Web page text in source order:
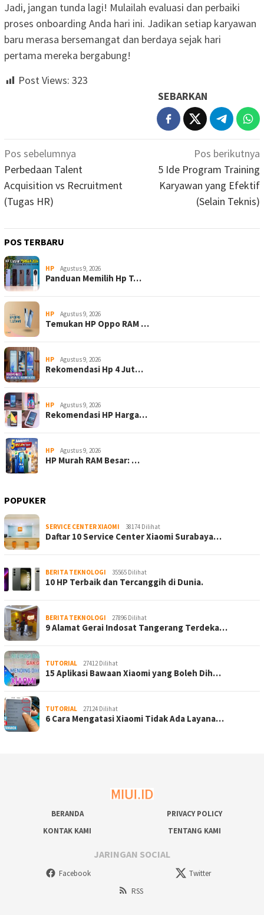
Jadi, jangan tunda lagi! Mulailah evaluasi dan perbaiki
proses onboarding Anda hari ini. Jadikan setiap karyawan
baru merasa bersemangat dan berdaya sejak hari
pertama mereka bergabung!
Post Views: 323
SEBARKAN
Navigasi
pos
Pos sebelumnya
Perbedaan Talent
Acquisition vs Recruitment
(Tugas HR)
Pos berikutnya
5 Ide Program Training
Karyawan yang Efektif
(Selain Teknis)
POS TERBARU
HP Agustus 9, 2026
Panduan Memilih Hp T…
HP Agustus 9, 2026
Temukan HP Oppo RAM …
HP Agustus 9, 2026
Rekomendasi Hp 4 Jut…
HP Agustus 9, 2026
Rekomendasi HP Harga…
HP Agustus 9, 2026
HP Murah RAM Besar: …
POPUKER
SERVICE CENTER XIAOMI 38174 Dilihat
Daftar 10 Service Center Xiaomi Surabaya…
BERITA TEKNOLOGI 35565 Dilihat
10 HP Terbaik dan Tercanggih di Dunia.
BERITA TEKNOLOGI 27896 Dilihat
9 Alamat Gerai Indosat Tangerang Terdeka…
TUTORIAL 27412 Dilihat
15 Aplikasi Bawaan Xiaomi yang Boleh Dih…
TUTORIAL 27124 Dilihat
6 Cara Mengatasi Xiaomi Tidak Ada Layana…
BERANDA
PRIVACY POLICY
KONTAK KAMI
TENTANG KAMI
JARINGAN SOCIAL
Facebook
Twitter
RSS